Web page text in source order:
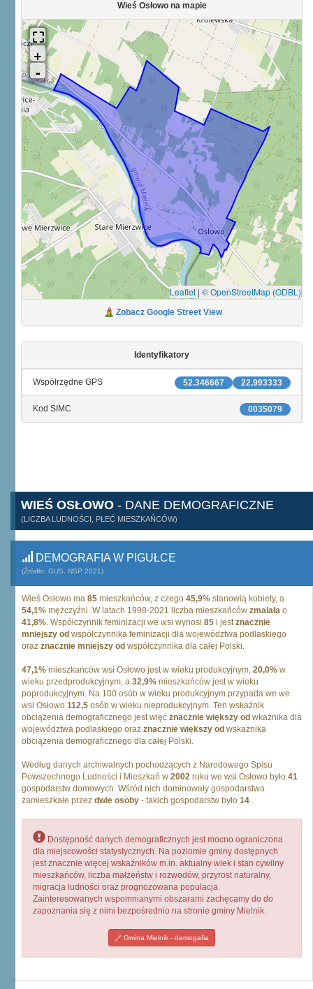
Wieś Osłowo na mapie
Leaflet | © OpenStreetMap (ODBL)
Zobacz Google Street View
Identyfikatory
22.993333
52.346667
Współrzędne GPS
0035079
Kod SIMC
WIEŚ OSŁOWO - DANE DEMOGRAFICZNE
(LICZBA LUDNOŚCI, PŁEĆ MIESZKAŃCÓW)
DEMOGRAFIA W PIGUŁCE
(Źródło: GUS, NSP 2021)
Wieś Osłowo ma 85 mieszkańców, z czego 45,9% stanowią kobiety, a
54,1% mężczyźni. W latach 1998-2021 liczba mieszkańców zmalała o
41,8%. Współczynnik feminizacji we wsi wynosi 85 i jestznacznie
mniejszy od współczynnika feminizacji dla województwa podlaskiego
oraz znacznie mniejszy od współczynnika dla całej Polski.
47,1% mieszkańców wsi Osłowo jest w wieku produkcyjnym, 20,0% w
wieku przedprodukcyjnym, a 32,9% mieszkańców jest w wieku
poprodukcyjnym. Na 100 osób w wieku produkcyjnym przypada we we
wsi Osłowo 112,5 osób w wieku nieprodukcyjnym. Ten wskaźnik
obciążenia demograficznego jest więc znacznie większy od wkażnika dla
województwa podlaskiego oraz znacznie większy od wskażnika
obciążenia demograficznego dla całej Polski.
Według danych archiwalnych pochodzących z Narodowego Spisu
Powszechnego Ludności i Mieszkań w 2002 roku we wsi Osłowo było 41
gospodarstw domowych. Wśród nich dominowały gospodarstwa
zamieszkałe przez dwie osoby - takich gospodarstw było 14 .
Dostępność danych demograficznych jest mocno ograniczona
dla miejscowości statystycznych. Na poziomie gminy dostępnych
jest znacznie więcej wskaźników m.in. aktualny wiek i stan cywilny
mieszkańców, liczba małżeństw i rozwodów, przyrost naturalny,
migracja ludności oraz prognozowana populacja.
Zainteresowanych wspomnianymi obszarami zachęcamy do do
zapoznania się z nimi bezpośrednio na stronie gminy Mielnik.
Gmina Mielnik - demogafia